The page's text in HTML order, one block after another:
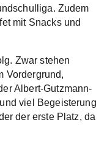
Zudem
mit Snacks und
Zwar stehen
Vordergrund,
Albert-Gutzmann-
viel Begeisterung
der erste Platz, da